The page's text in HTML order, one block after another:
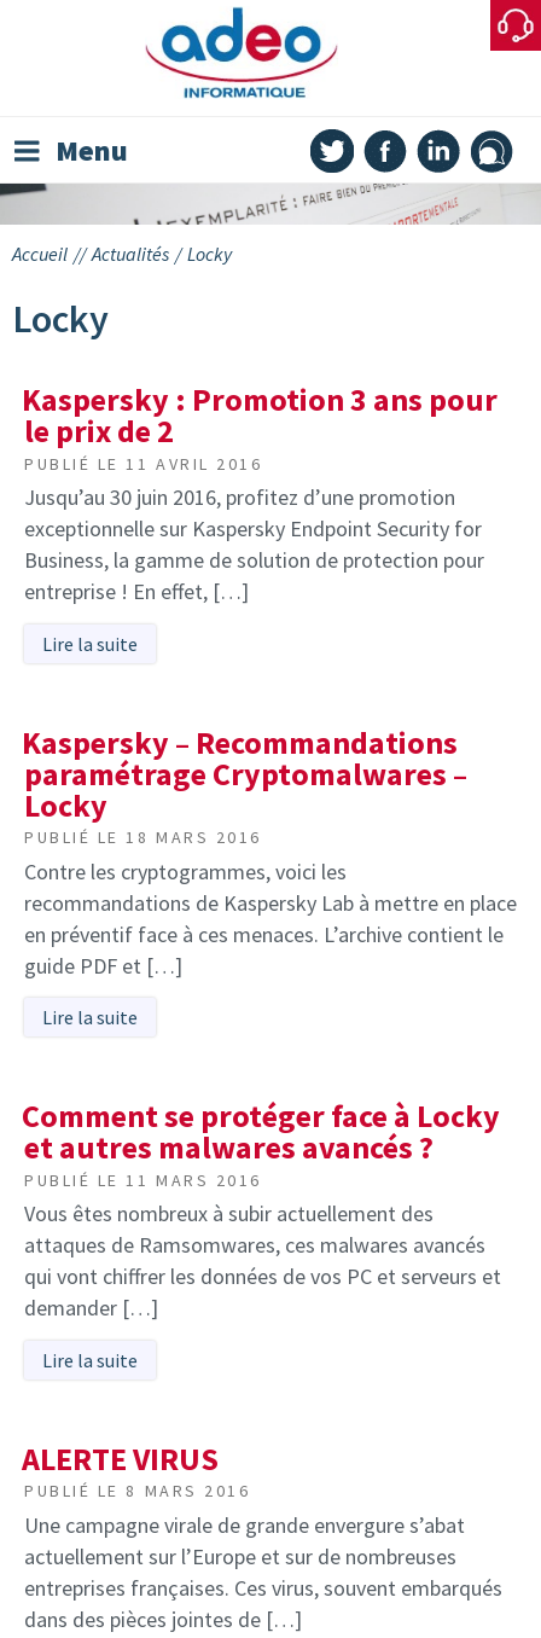
Menu
Accueil // Actualités / Locky
Locky
Kaspersky : Promotion 3 ans pour
le prix de 2
PUBLIÉ LE 11 AVRIL 2016
Jusqu’au 30 juin 2016, profitez d’une promotion
exceptionnelle sur Kaspersky Endpoint Security for
Business, la gamme de solution de protection pour
entreprise ! En effet, […]
Lire la suite
Kaspersky – Recommandations
paramétrage Cryptomalwares –
Locky
PUBLIÉ LE 18 MARS 2016
Contre les cryptogrammes, voici les
recommandations de Kaspersky Lab à mettre en place
en préventif face à ces menaces. L’archive contient le
guide PDF et […]
Lire la suite
Comment se protéger face à Locky
et autres malwares avancés ?
PUBLIÉ LE 11 MARS 2016
Vous êtes nombreux à subir actuellement des
attaques de Ramsomwares, ces malwares avancés
qui vont chiffrer les données de vos PC et serveurs et
demander […]
Lire la suite
ALERTE VIRUS
PUBLIÉ LE 8 MARS 2016
Une campagne virale de grande envergure s’abat
actuellement sur l’Europe et sur de nombreuses
entreprises françaises. Ces virus, souvent embarqués
dans des pièces jointes de […]